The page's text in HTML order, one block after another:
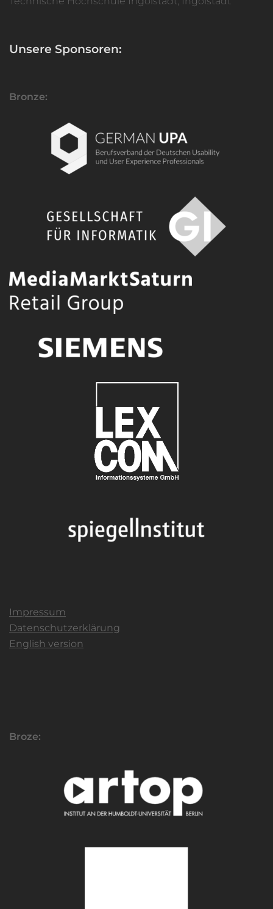
Unsere Sponsoren:
Bronze:
Impressum
Datenschutzerklärung
English version
Broze: